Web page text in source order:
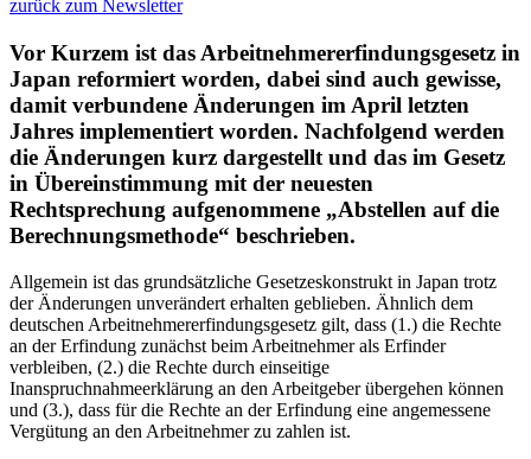
zurück zum Newsletter
Vor Kurzem ist das Arbeitnehmererfindungsgesetz in
Japan reformiert worden, dabei sind auch gewisse,
damit verbundene Änderungen im April letzten
Jahres implementiert worden. Nachfolgend werden
die Änderungen kurz dargestellt und das im Gesetz
in Übereinstimmung mit der neuesten
Rechtsprechung aufgenommene „Abstellen auf die
Berechnungsmethode“ beschrieben.
Allgemein ist das grundsätzliche Gesetzeskonstrukt in Japan trotz
der Änderungen unverändert erhalten geblieben. Ähnlich dem
deutschen Arbeitnehmererfindungsgesetz gilt, dass (1.) die Rechte
an der Erfindung zunächst beim Arbeitnehmer als Erfinder
verbleiben, (2.) die Rechte durch einseitige
Inanspruchnahmeerklärung an den Arbeitgeber übergehen können
und (3.), dass für die Rechte an der Erfindung eine angemessene
Vergütung an den Arbeitnehmer zu zahlen ist.